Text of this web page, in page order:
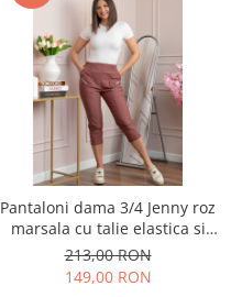
Pantaloni dama 3/4 Jenny roz
marsala cu talie elastica si
fermoare decorative
213,00 RON
149,00 RON